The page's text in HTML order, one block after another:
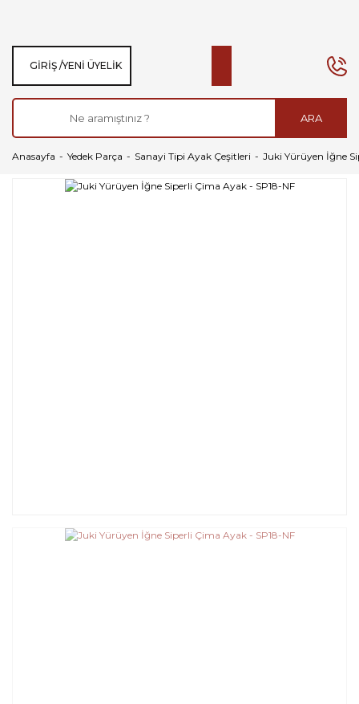
ARA
GIRIŞ /YENI ÜYELIK
Anasayfa Yedek Parça Sanayi Tipi Ayak Çeşitleri Juki Yürüyen İğne